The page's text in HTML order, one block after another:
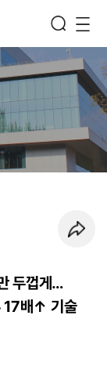
두껍게…
17배↑ 기술